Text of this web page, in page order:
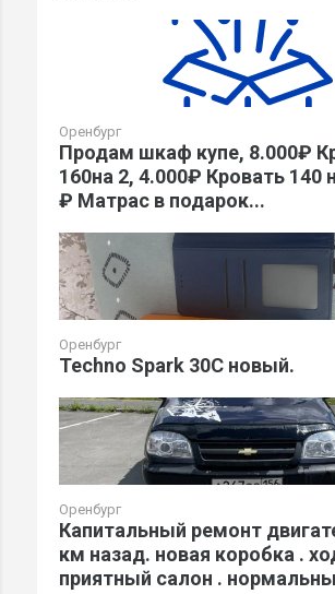
Оренбург
Продам шкаф купе, 8.000₽
160на 2, 4.000₽ Кровать 140
₽ Матрас в подарок...
Оренбург
Techno Spark 30C новый.
Оренбург
Капитальный ремонт
км назад. новая коробка .
приятный салон .